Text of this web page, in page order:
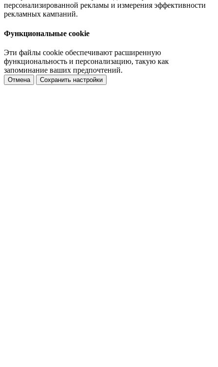
персонализированной рекламы и измерения эффективности
рекламных кампаний.
Функциональные cookie
Эти файлы cookie обеспечивают расширенную
функциональность и персонализацию, такую как
запоминание ваших предпочтений.
Отмена Сохранить настройки